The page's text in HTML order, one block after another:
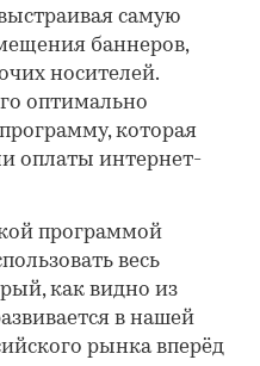
самую
баннеров,
носителей.
оптимально
которая
оплаты интернет-
программой
весь
как видно из
в нашей
рынка вперёд